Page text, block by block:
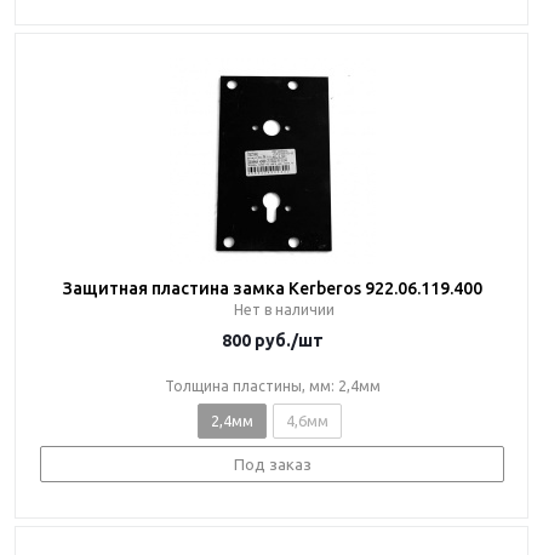
Защитная пластина замка Kerberos 922.06.119.400
Нет в наличии
800руб./шт
Толщина пластины, мм: 2,4мм
2,4мм 4,6мм
Под заказ